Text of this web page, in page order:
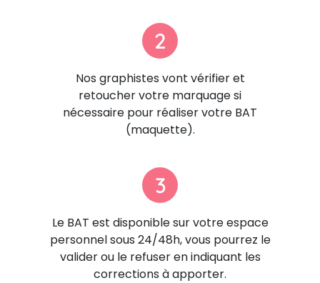
2
Nos graphistes vont vérifier et
retoucher votre marquage si
nécessaire pour réaliser votre BAT
(maquette).
3
Le BAT est disponible sur votre espace
personnel sous 24/48h, vous pourrez le
valider ou le refuser en indiquant les
corrections à apporter.